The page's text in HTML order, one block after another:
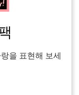
을 표현해 보세